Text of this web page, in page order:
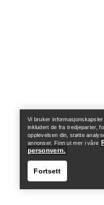
Vi bruker
inkludert de fra tredjeparter,
opplevelsen din, støtte
annonser. Finn ut mer i våre
personvern.
Fortsett